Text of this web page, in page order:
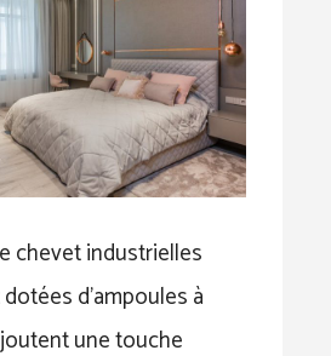
chevet industrielles
d’ampoules à
une touche